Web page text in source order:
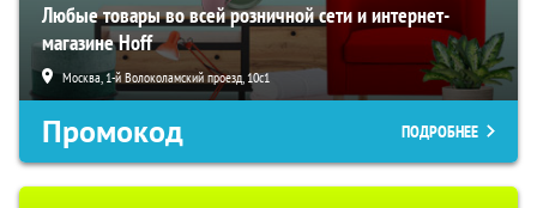
Любые товары во всей розничной сети и интернет-
магазине Hoff
Москва, 1-й Волоколамский проезд, 10с1
Промокод ПОДРОБНЕЕ